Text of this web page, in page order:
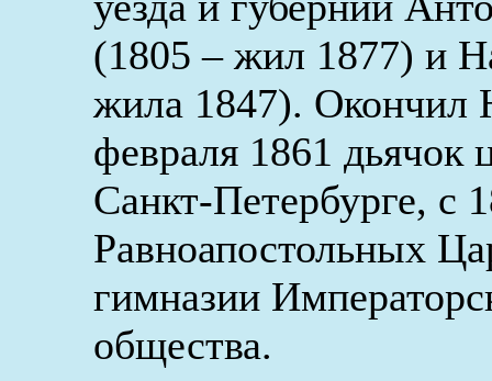
(1805 – жил 1877) и
жила 1847). Окончил
февраля 1861 дьячок
Санкт-Петербурге, с
Равноапостольных
гимназии
общества.